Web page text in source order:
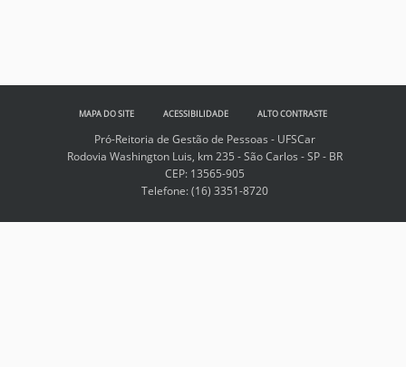
MAPA DO SITE ACESSIBILIDADE ALTO CONTRASTE
Pró-Reitoria de Gestão de Pessoas - UFSCar
Rodovia Washington Luis, km 235 - São Carlos - SP - BR
CEP: 13565-905
Telefone:(16) 3351-8720